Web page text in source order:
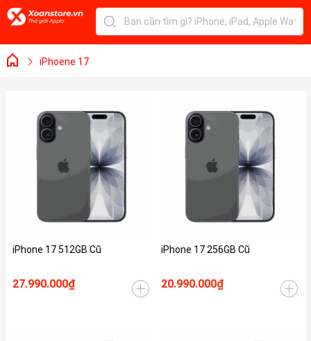
iPhoene 17
iPhone 17 512GB Cũ
27.990.000₫
iPhone 17 256GB Cũ
20.990.000₫